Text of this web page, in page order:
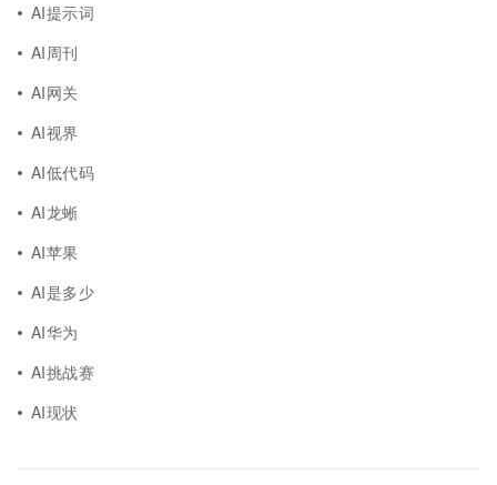
AI提示词
AI周刊
AI网关
AI视界
AI低代码
AI龙蜥
AI苹果
AI是多少
AI华为
AI挑战赛
AI现状